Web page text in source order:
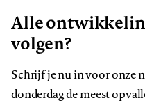
Alle
volgen?
Schrijf je nu in voor onze
donderdag de meest